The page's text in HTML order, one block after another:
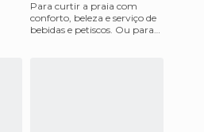
Para curtir a praia com
conforto, beleza e serviço de
bebidas e petiscos. Ou para